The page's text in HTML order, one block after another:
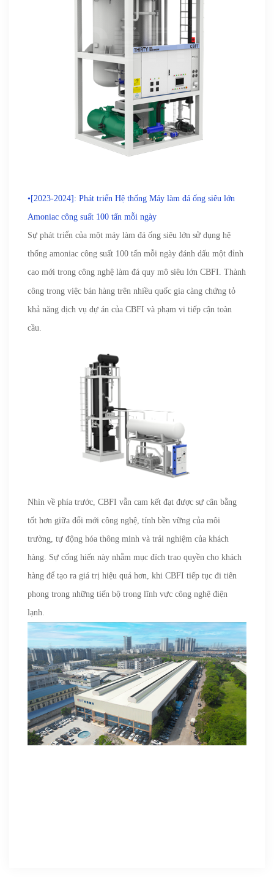
•[2023-2024]: Phát triển Hệ thống Máy làm đá ống siêu lớn
Amoniac công suất 100 tấn mỗi ngày
Sự phát triển của một máy làm đá ống siêu lớn sử dụng hệ
thống amoniac công suất 100 tấn mỗi ngày đánh dấu một đỉnh
cao mới trong công nghệ làm đá quy mô siêu lớn CBFI. Thành
công trong việc bán hàng trên nhiều quốc gia càng chứng tỏ
khả năng dịch vụ dự án của CBFI và phạm vi tiếp cận toàn
cầu.
Nhìn về phía trước, CBFI vẫn cam kết đạt được sự cân bằng
tốt hơn giữa đổi mới công nghệ, tính bền vững của môi
trường, tự động hóa thông minh và trải nghiệm của khách
hàng. Sự cống hiến này nhằm mục đích trao quyền cho khách
hàng để tạo ra giá trị hiệu quả hơn, khi CBFI tiếp tục đi tiên
phong trong những tiến bộ trong lĩnh vực công nghệ điện
lạnh.